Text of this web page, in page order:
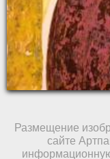
Размещение
сайте